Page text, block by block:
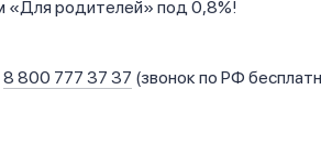
8 800 777 37 37 (звонок по РФ